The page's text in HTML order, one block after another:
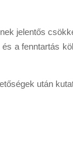
jelentős
a fenntartás
után